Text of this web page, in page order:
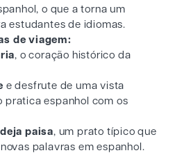
o que a torna um
estudantes de idiomas.
de viagem:
, o coração histórico da
e desfrute de uma vista
pratica espanhol com os
paisa, um prato típico que
palavras em espanhol.